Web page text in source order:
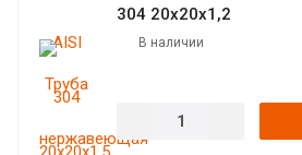
304 20х20х1,2
В наличии